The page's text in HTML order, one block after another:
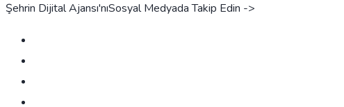
Şehrin Dijital Ajansı'nıSosyal Medyada Takip Edin ->